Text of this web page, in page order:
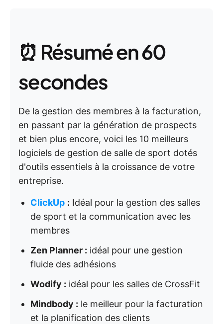
⏰ Résumé en 60
secondes
De la gestion des membres à la facturation,
en passant par la génération de prospects
et bien plus encore, voici les 10 meilleurs
logiciels de gestion de salle de sport dotés
d'outils essentiels à la croissance de votre
entreprise.
ClickUp : Idéal pour la gestion des salles
de sport et la communication avec les
membres
Zen Planner : idéal pour une gestion
fluide des adhésions
Wodify : idéal pour les salles de CrossFit
Mindbody : le meilleur pour la facturation
et la planification des clients